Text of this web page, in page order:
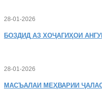
28-01-2026
БОЗДИД АЗ ХОҶАГИҲОИ
28-01-2026
МАСЪАЛАИ МЕҲВАРИИ